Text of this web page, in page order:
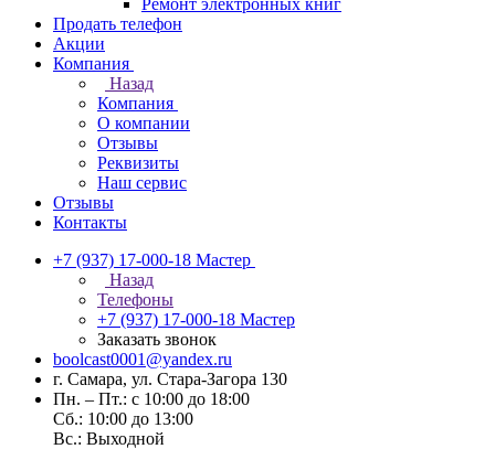
Ремонт электронных книг
Продать телефон
Акции
Компания
Назад
Компания
О компании
Отзывы
Реквизиты
Наш сервис
Отзывы
Контакты
+7 (937) 17-000-18 Мастер
Назад
Телефоны
+7 (937) 17-000-18 Мастер
Заказать звонок
boolcast0001@yandex.ru
г. Самара, ул. Стара-Загора 130
Пн. – Пт.: с 10:00 до 18:00
Сб.: 10:00 до 13:00
Вс.: Выходной